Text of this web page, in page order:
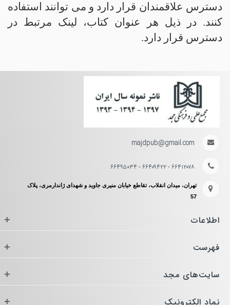
دسترس علاقمندان قرار دارد و می توانند استفاده
کنند. در ذیل هر عنوان کتاب، لینک مرتبط در
دسترس قرار دارد.
majdpub@gmail.com
۶۶۴۱۲۰۷۸ - ۶۶۴۰۹۴۲۲ - ۶۶۴۹۵۰۳۴
تهران، میدان انقلاب، تقاطع خیابان منیری جاوید و شهدای ژاندارمری، پلاک
57
اطلاعات +
فهرست +
سایت‌های مجد +
+